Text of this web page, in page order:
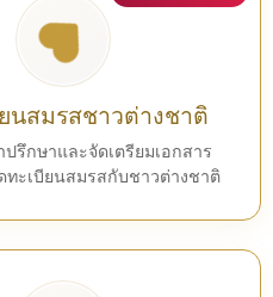
นสมรสชาวต่างชาติ
รึกษาและจัดเตรียมเอกสาร
ทะเบียนสมรสกับชาวต่างชาติ